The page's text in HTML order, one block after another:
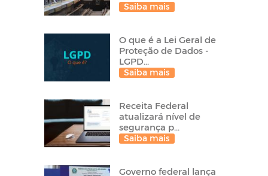
Saiba mais
O que é a Lei Geral de
Proteção de Dados -
LGPD...
Saiba mais
Receita Federal
atualizará nível de
segurança p...
Saiba mais
Governo federal lança